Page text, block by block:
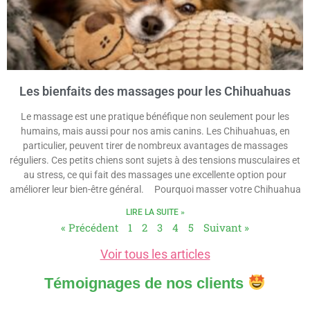
Les bienfaits des massages pour les Chihuahuas
Le massage est une pratique bénéfique non seulement pour les
humains, mais aussi pour nos amis canins. Les Chihuahuas, en
particulier, peuvent tirer de nombreux avantages de massages
réguliers. Ces petits chiens sont sujets à des tensions musculaires et
au stress, ce qui fait des massages une excellente option pour
améliorer leur bien-être général. Pourquoi masser votre Chihuahua
LIRE LA SUITE »
« Précédent 1 2 3 4 5
Suivant »
Voir tous les articles
Témoignages de nos clients